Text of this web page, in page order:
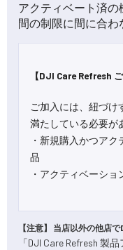
アクティベート済
間の制限に間に合わ
【DJI Care Refresh
ご加入には、紐づけ
満たしている必要が
・新規購入かつア
品
・アクティベーシ
【注意】 当店以外の他店
「DJI Care Refresh 製